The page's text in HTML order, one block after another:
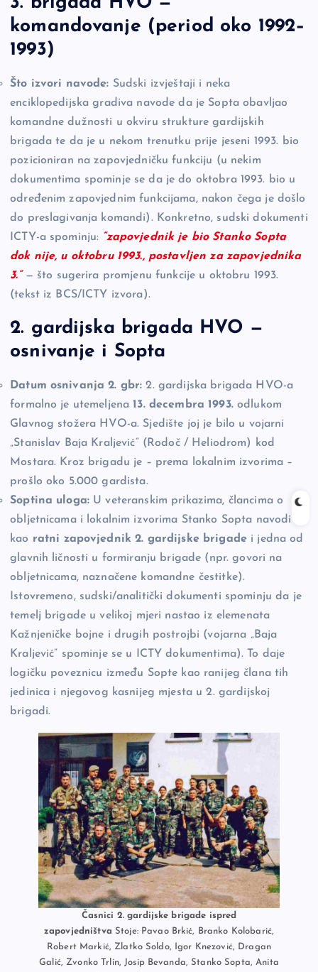
komandovanje (period oko 1992–
1993)
Što izvori navode: Sudski izvještaji i neka
enciklopedijska gradiva navode da je Sopta obavljao
komandne dužnosti u okviru strukture gardijskih
brigada te da je u nekom trenutku prije jeseni 1993. bio
pozicioniran na zapovjedničku funkciju (u nekim
dokumentima spominje se da je do oktobra 1993. bio u
određenim zapovjednim funkcijama, nakon čega je došlo
do preslagivanja komandi). Konkretno, sudski dokumenti
ICTY-a spominju: “zapovjednik je bio Stanko Sopta
dok nije, u oktobru 1993., postavljen za zapovjednika
3.”— što sugerira promjenu funkcije u oktobru 1993.
(tekst iz BCS/ICTY izvora).
2. gardijska brigada HVO —
osnivanje i Sopta
Datum osnivanja 2. gbr: 2. gardijska brigada HVO-a
formalno je utemeljena13. decembra 1993.odlukom
Glavnog stožera HVO-a. Sjedište joj je bilo u vojarni
„Stanislav Baja Kraljević” (Rodoč / Heliodrom) kod
Mostara. Kroz brigadu je – prema lokalnim izvorima –
prošlo oko 5.000 gardista.
Soptina uloga: U veteranskim prikazima, člancima o
obljetnicama i lokalnim izvorima Stanko Sopta navodi se
kao ratni zapovjednik 2. gardijske brigade i jedna od
glavnih ličnosti u formiranju brigade (npr. govori na
obljetnicama, naznačene komandne čestitke).
Istovremeno, sudski/analitički dokumenti spominju da je
temelj brigade u velikoj mjeri nastao iz elemenata
Kažnjeničke bojne i drugih postrojbi (vojarna „Baja
Kraljević” spominje se u ICTY dokumentima). To daje
logičku poveznicu između Sopte kao ranijeg člana tih
jedinica i njegovog kasnijeg mjesta u 2. gardijskoj
brigadi.
Časnici 2. gardijske brigade ispred
zapovjedništva Stoje: Pavao Brkić, Branko Kolobarić,
Robert Markić, Zlatko Soldo, Igor Knezović, Dragan
Galić, Zvonko Trlin, Josip Bevanda, Stanko Sopta, Anita